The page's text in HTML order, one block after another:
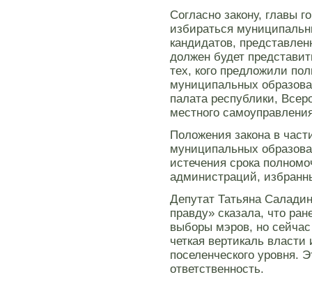
Согласно закону, главы
избираться
кандидатов,
должен будет
тех, кого предложили
муниципальных
палата республики,
местного
Положения закона в
муниципальных
истечения срока
администраций,
Депутат Татьяна
правду» сказала, что
выборы мэров, но
четкая вертикаль
поселенческого уровня.
ответственность.